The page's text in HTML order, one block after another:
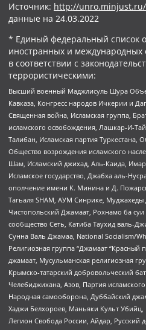
Источник: http://unro.minjust.ru/
данные на 24.03.2022
* Единый федеральный список
иностранных и
в соответствии с
террористическими:
Высший военный Маджлисуль Шура
Кавказа, Конгресс народов Ичкерии и
Священная война, Исламская группа,
исламского освобождения, Лашкар-И-
Талибан, Исламская партия
Общество возрождения исламского
Шам, Исламский джихад, Аль-Каида,
Исламское государство, Джабха аль-
ополчение имени К. Минина и Д.
Тагьаля SHAM, АУМ Синрике, Муджахеды
Чистопольский Джамаат, Рохнамо ба
сообщество Сеть, Катиба Таухид валь-
Сунна Валь Джамаа, National Socialism/
Религиозная группа “Джамаат “Красный
джамаат, Мусульманская религиозная
Крымско-татарский добровольческий
Челебиджихана, Азов, Партия
Народная самооборона, Дуббайский
Хаджи Белхороев, Маньяки Культ
Легион Свобода России, Айдар, Русский